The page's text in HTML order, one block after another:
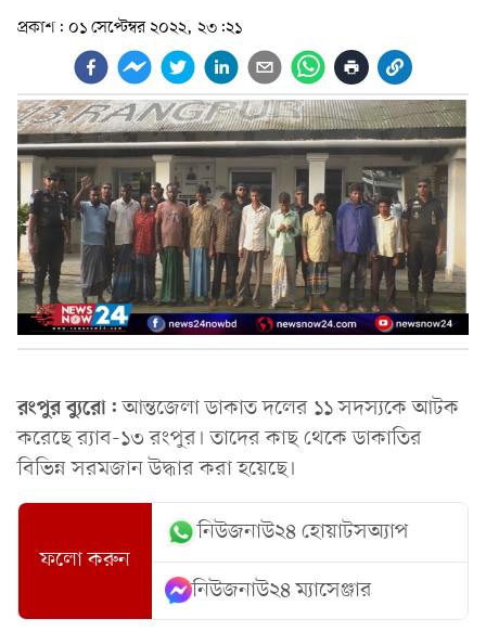
প্রকাশ: ০১ সেপ্টেম্বর ২০২২, ২৩:২১
রংপুর ব্যুরো:আন্তজেলা ডাকাত দলের ১১ সদস্যকে আটক
করেছে র‌্যাব-১৩ রংপুর। তাদের কাছ থেকে ডাকাতির
বিভিন্ন সরমজান উদ্ধার করা হয়েছে।
ফলো করুন
নিউজনাউ২৪ হোয়াটসঅ্যাপ
নিউজনাউ২৪ ম্যাসেঞ্জার